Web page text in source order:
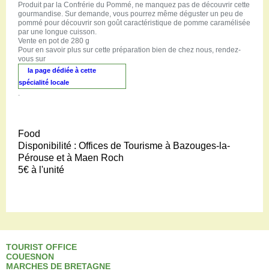
Produit par la Confrérie du Pommé, ne manquez pas de découvrir cette
gourmandise. Sur demande, vous pourrez même déguster un peu de
pommé pour découvrir son goût caractéristique de pomme caramélisée
par une longue cuisson.
Vente en pot de 280 g
Pour en savoir plus sur cette préparation bien de chez nous, rendez-
vous sur
la page dédiée à cette
spécialité locale
.
Food
Disponibilité : Offices de Tourisme à Bazouges-la-
Pérouse et à Maen Roch
5€ à l'unité
TOURIST OFFICE
COUESNON
MARCHES DE BRETAGNE